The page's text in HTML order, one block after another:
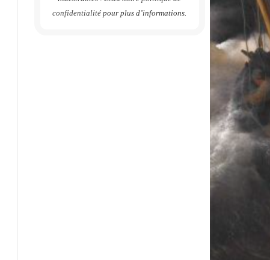
confidentialité pour plus d’informations.